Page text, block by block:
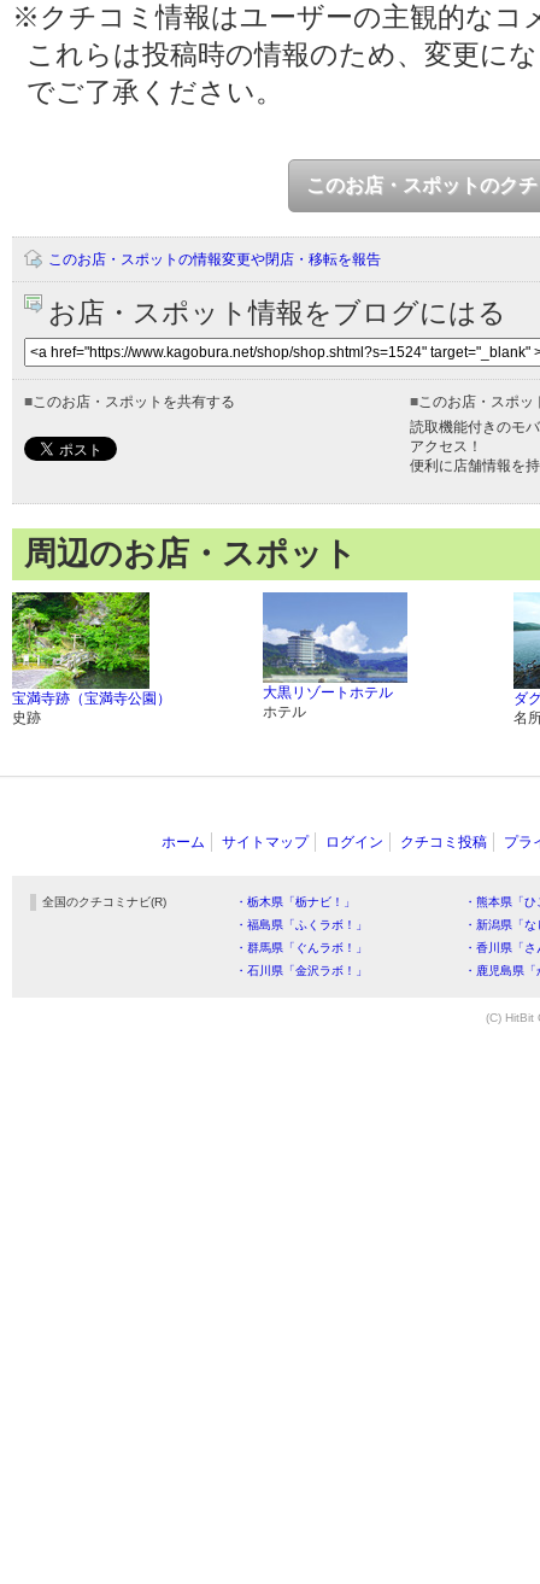
※クチコミ情報はユーザーの主観的なコ
これらは投稿時の情報のため、変更に
でご了承ください。
このお店・スポットのク
このお店・スポットの情報変更や閉店・移転を報告
お店・スポット情報をブログにはる
■このお店・スポットを共有する ■このお店・スポッ
読取機能付きのモ
アクセス！
便利に店舗情報を
周辺のお店・スポット
宝満寺跡（宝満寺公園）
史跡
大黒リゾートホテル
ホテル
ダ
名
ホーム サイトマップ ログイン クチコミ投稿 プラ
全国のクチコミナビ(R) ・栃木県「栃ナビ！」
・熊本県「
・福島県「ふくラボ！」
・新潟県「
・群馬県「ぐんラボ！」
・香川県「
・石川県「金沢ラボ！」
・鹿児島県
(C) HitBit